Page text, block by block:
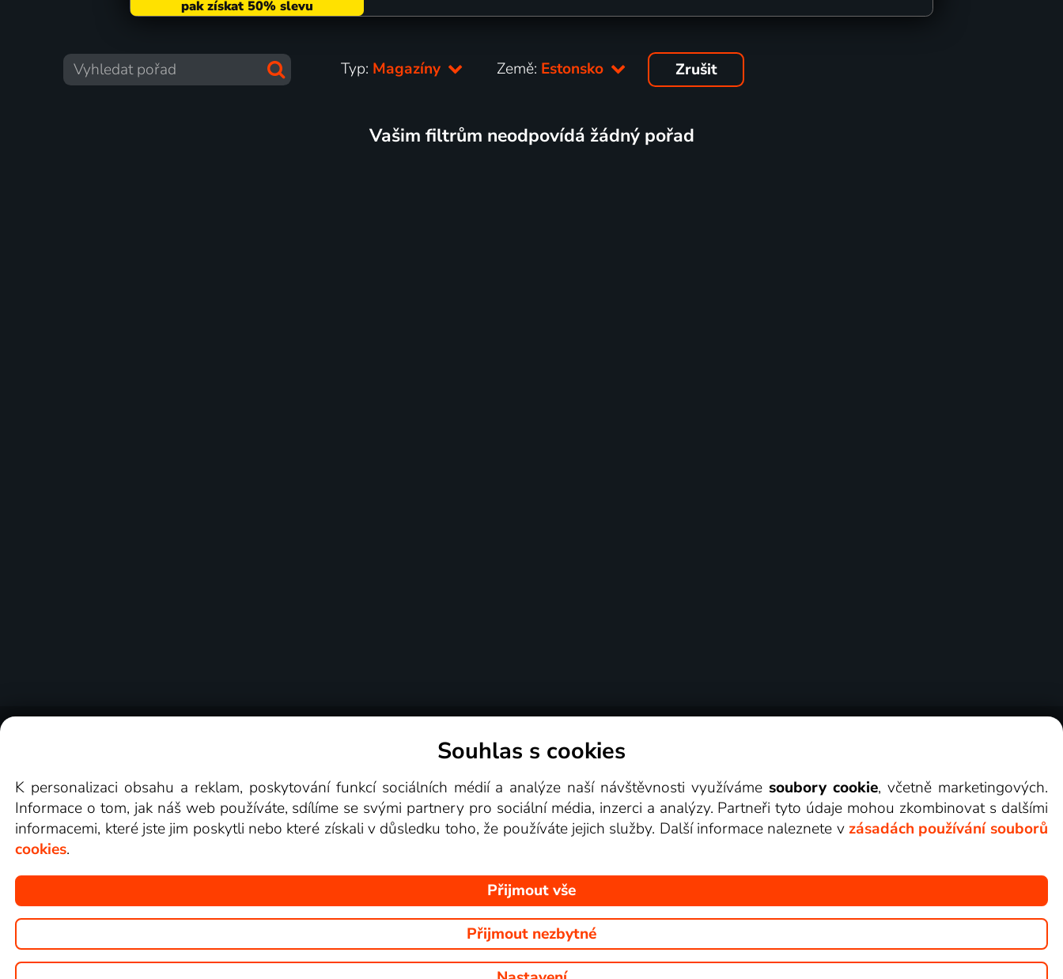
Typ: Magazíny Země: Estonsko Zrušit
Vašim filtrům neodpovídá žádný pořad
Videotéka
Copyright © goNET s.r.o. Na tomto webu jsou zobrazovány obrázky z pořadů TV stanic, které můžete sledovat v Lepší.TV.
Souhlas s cookies
K personalizaci obsahu a reklam, poskytování funkcí sociálních médií a analýze naší návštěvnosti využívámesoubory cookie, včetně marketingových.
Informace o tom, jak náš web používáte, sdílíme se svými partnery pro sociální média, inzerci a analýzy. Partneři tyto údaje mohou zkombinovat s dalšími
informacemi, které jste jim poskytli nebo které získali v důsledku toho, že používáte jejich služby. Další informace naleznete v zásadách používání souborů
cookies.
Přijmout vše
Přijmout nezbytné